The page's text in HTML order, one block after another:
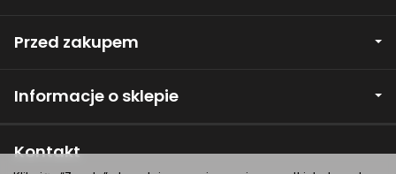
Przed zakupem
Informacje o sklepie
Kontakt